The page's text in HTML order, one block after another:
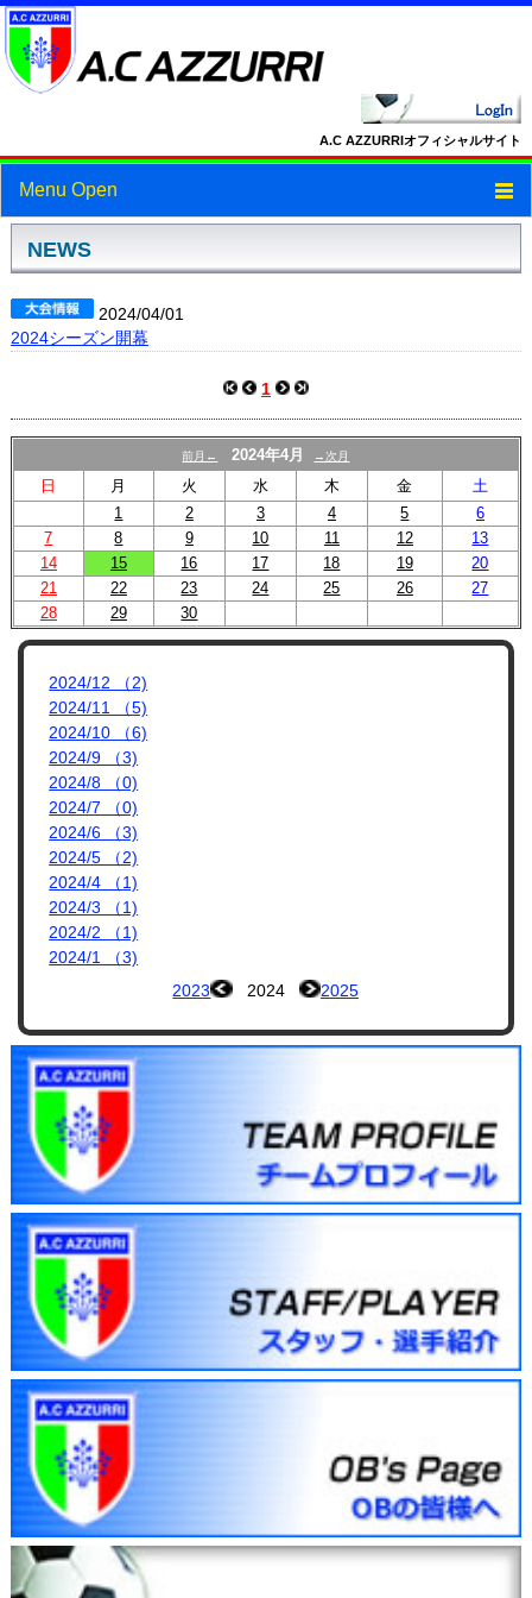
A.C AZZURRIオフィシャルサイト
Menu Open
トップ
スケジュール
フォトギャラリー
ブログ
プロフィール
リンク集
NEWS
2024/04/01
2024シーズン開幕
1
前月← 2024年4月 →次月
日 月 火 水 木 金
土
1
2 3 4 5
6
7
8 9 10 11 12
13
14
15 16 17 18 19
20
21
22 23 24 25 26
27
28
29 30
2024/12 （2)
2024/11 （5)
2024/10 （6)
2024/9 （3)
2024/8 （0)
2024/7 （0)
2024/6 （3)
2024/5 （2)
2024/4 （1)
2024/3 （1)
2024/2 （1)
2024/1 （3)
2023
2024 2025